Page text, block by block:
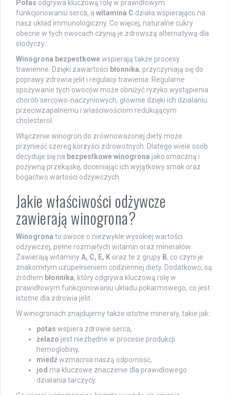
Potas odgrywa kluczową rolę w prawidłowym
funkcjonowaniu serca, a witamina C działa wspierająco na
nasz układ immunologiczny. Co więcej, naturalne cukry
obecne w tych owocach czynią je zdrowszą alternatywą dla
słodyczy.
Winogrona bezpestkowewspierają także procesy
trawienne. Dzięki zawartości błonnika, przyczyniają się do
poprawy zdrowia jelit i regulacji trawienia. Regularne
spożywanie tych owoców może obniżyć ryzyko wystąpienia
chorób sercowo-naczyniowych, głównie dzięki ich działaniu
przeciwzapalnemu i właściwościom redukującym
cholesterol.
Włączenie winogron do zrównoważonej diety może
przynieść szereg korzyści zdrowotnych. Dlatego wiele osób
decyduje się na bezpestkowe winogrona jako smaczną i
pożywną przekąskę, doceniając ich wyjątkowy smak oraz
bogactwo wartości odżywczych.
Jakie właściwości odżywcze
zawierają winogrona?
Winogrona to owoce o niezwykle wysokiej wartości
odżywczej, pełne rozmaitych witamin oraz minerałów.
Zawierają witaminyA, C, E, K oraz te z grupy B, co czyni je
znakomitym uzupełnieniem codziennej diety. Dodatkowo, są
źródłem błonnika, który odgrywa kluczową rolę w
prawidłowym funkcjonowaniu układu pokarmowego, co jest
istotne dla zdrowia jelit.
W winogronach znajdujemy także istotne minerały, takie jak:
potas wspiera zdrowie serca,
żelazo jest niezbędne w procesie produkcji
hemoglobiny,
miedźwzmacnia naszą odporność,
jod ma kluczowe znaczenie dla prawidłowego
działania tarczycy.